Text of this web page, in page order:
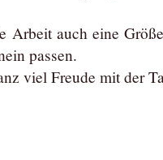
Arbeit auch eine
passen.
viel Freude mit der